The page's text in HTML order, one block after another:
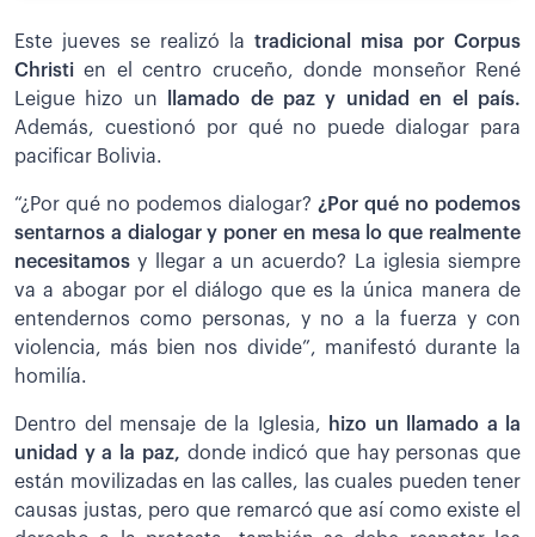
Este jueves se realizó la tradicional misa por Corpus
Christien el centro cruceño, donde monseñor René
Leigue hizo un llamado de paz y unidad en el país.
Además, cuestionó por qué no puede dialogar para
pacificar Bolivia.
“¿Por qué no podemos dialogar? ¿Por qué no podemos
sentarnos a dialogar y poner en mesa lo que realmente
necesitamos y llegar a un acuerdo? La iglesia siempre
va a abogar por el diálogo que es la única manera de
entendernos como personas, y no a la fuerza y con
violencia, más bien nos divide”, manifestó durante la
homilía.
Dentro del mensaje de la Iglesia,
hizo un llamado a la
unidad y a la paz, donde indicó que hay personas que
están movilizadas en las calles, las cuales pueden tener
causas justas, pero que remarcó que así como existe el